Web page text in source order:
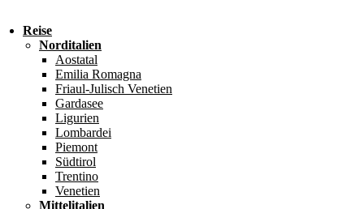
Reise
Norditalien
Aostatal
Emilia Romagna
Friaul-Julisch Venetien
Gardasee
Ligurien
Lombardei
Piemont
Südtirol
Trentino
Venetien
Mittelitalien